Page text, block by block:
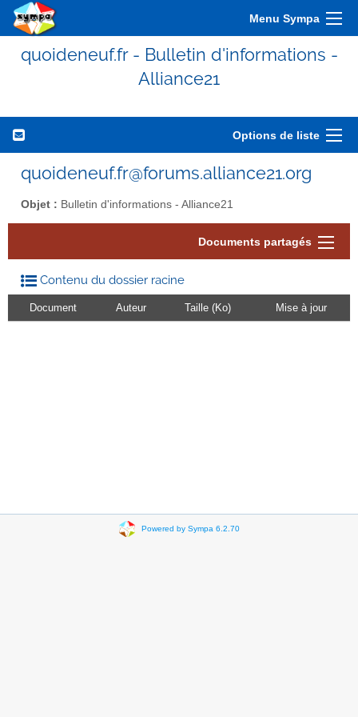
Menu Sympa
quoideneuf.fr - Bulletin d'informations -
Alliance21
Options de liste
quoideneuf.fr@forums.alliance21.org
Objet : Bulletin d'informations - Alliance21
Documents partagés
Contenu du dossier racine
Document Auteur Taille (Ko) Mise à jour
Powered by Sympa 6.2.70